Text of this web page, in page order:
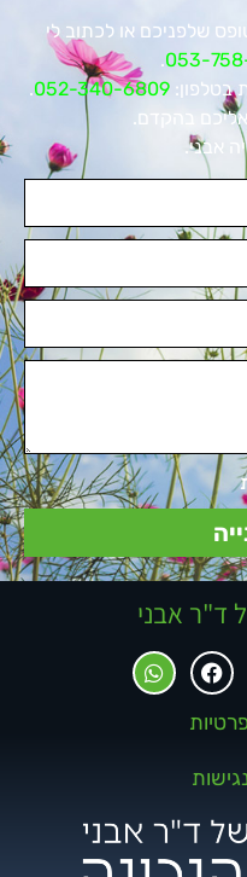
שלפניכם או לכתוב לי
.
בטלפון:052-340-6809
.
בהקדם.
אבני.
ד"ר אבני